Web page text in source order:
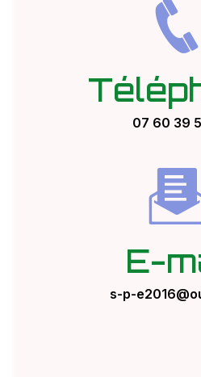
07 60 39
E-
s-p-